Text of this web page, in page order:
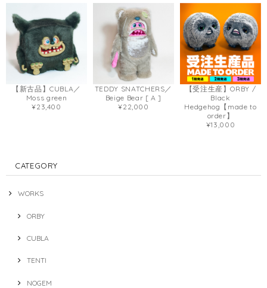
【新古品】CUBLA／
Moss green
¥23,400
TEDDY SNATCHERS／
Beige Bear [ A ]
¥22,000
【受注生産】ORBY /
Black
Hedgehog【made to
order】
¥13,000
CATEGORY
WORKS
ORBY
CUBLA
TENTI
NOGEM